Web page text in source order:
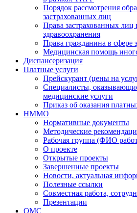
Порядок рассмотрения
застрахованных лиц
Права застрахованных лиц
здравоохранения
Права гражданина в сфере
Медицинская помощь
Диспансеризация
Платные услуги
Прейскурант (цены на
Специалисты,
медицинские услуги
Приказ об оказания
НММО
Нормативные документы
Методические
Рабочая группа (ФИО
О проекте
Открытые проекты
Завершенные проекты
Новости, актуальная
Полезные ссылки
Совместная работа,
Презентации
ОМС